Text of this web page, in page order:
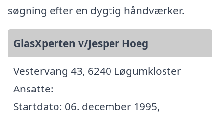
søgning efter en dygtig håndværker.
GlasXperten v/Jesper Hoeg
Vestervang 43, 6240 Løgumkloster
Ansatte:
Startdato: 06. december 1995,